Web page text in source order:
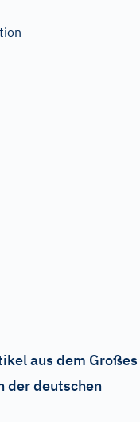
aus dem Großes
der deutschen